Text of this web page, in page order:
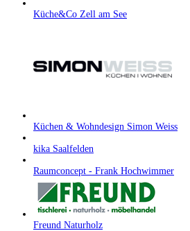
Küche&Co Zell am See
Küchen & Wohndesign Simon Weiss
kika Saalfelden
Raumconcept - Frank Hochwimmer
Freund Naturholz